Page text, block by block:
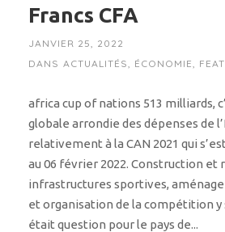
Francs CFA
JANVIER 25, 2022
DANS ACTUALITÉS ÉCONOMIE
africa cup of nations 513 milliards,
globale arrondie des dépenses de
relativement à la CAN 2021 qui
au 06 février 2022. Construction et
infrastructures sportives,
et organisation de la compétition y
était question pour le pays de...